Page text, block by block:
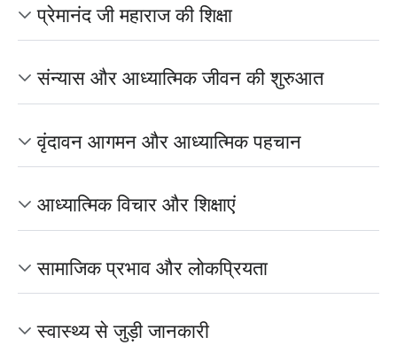
प्रेमानंद जी महाराज की शिक्षा
संन्यास और आध्यात्मिक जीवन की शुरुआत
वृंदावन आगमन और आध्यात्मिक पहचान
आध्यात्मिक विचार और शिक्षाएं
सामाजिक प्रभाव और लोकप्रियता
स्वास्थ्य से जुड़ी जानकारी